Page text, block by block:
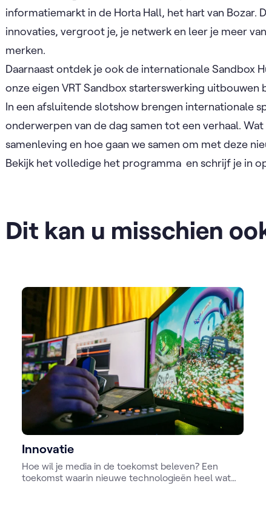
informatiemarkt in de Horta Hall, het hart van Bozar.
innovaties, vergroot je, je netwerk en leer je meer
merken.
Daarnaast ontdek je ook de internationale Sandbox
onze eigen VRT Sandbox starterswerking uitbouwen
In een afsluitende slotshow brengen internationale
onderwerpen van de dag samen tot een verhaal.
samenleving en hoe gaan we samen om met deze
Bekijk het volledige het programma en schrijf je in
Dit kan u misschien
Innovatie
Hoe wil je media in de toekomst beleven? Een
toekomst waarin nieuwe technologieën heel wat